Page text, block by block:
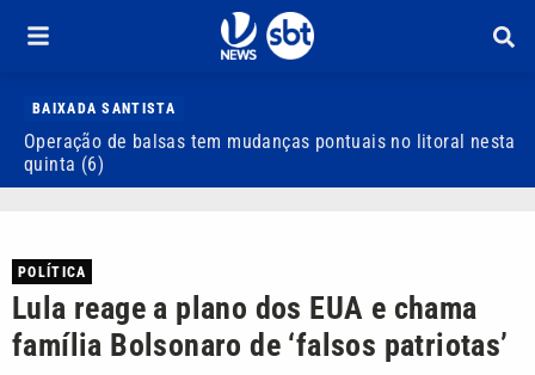
BAIXADA SANTISTA
Operação de balsas tem mudanças pontuais no litoral nesta
quinta (6)
POLÍTICA
Lula reage a plano dos EUA e chama
família Bolsonaro de ‘falsos patriotas’